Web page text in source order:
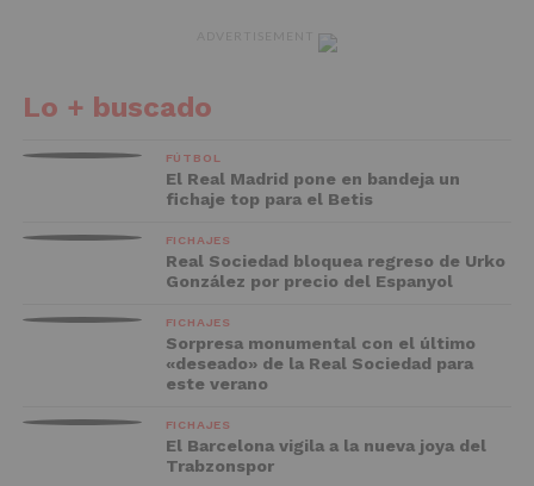
Lo + buscado
FÚTBOL
El Real Madrid pone en bandeja un
fichaje top para el Betis
FICHAJES
Real Sociedad bloquea regreso de Urko
González por precio del Espanyol
FICHAJES
Sorpresa monumental con el último
«deseado» de la Real Sociedad para
este verano
FICHAJES
El Barcelona vigila a la nueva joya del
Trabzonspor